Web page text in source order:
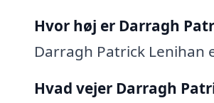
Hvor høj er Darragh
Darragh Patrick Lenihan
Hvad vejer Darragh